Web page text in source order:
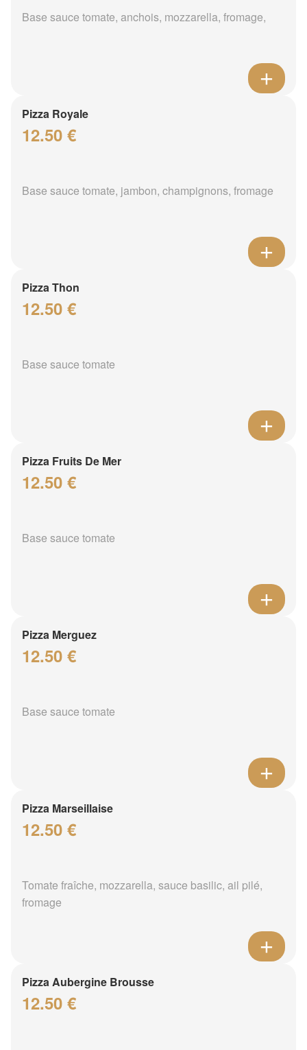
Base sauce tomate, anchois, mozzarella, fromage,
Pizza Royale
12.50 €
Base sauce tomate, jambon, champignons, fromage
Pizza Thon
12.50 €
Base sauce tomate
Pizza Fruits De Mer
12.50 €
Base sauce tomate
Pizza Merguez
12.50 €
Base sauce tomate
Pizza Marseillaise
12.50 €
Tomate fraîche, mozzarella, sauce basilic, ail pilé,
fromage
Pizza Aubergine Brousse
12.50 €